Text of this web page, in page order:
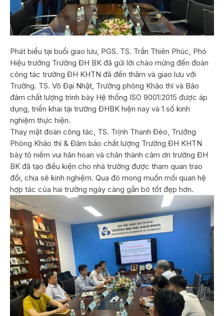
Phát biểu tại buổi giao lưu, PGS. TS. Trần Thiên Phúc, Phó
Hiệu trưởng Trường ĐH BK đã gửi lời chào mừng đến đoàn
công tác trường ĐH KHTN đã đến thăm và giao lưu với
Trường. TS. Võ Đại Nhật, Trưởng phòng Khảo thí và Bảo
đảm chất lượng trình bày Hệ thống ISO 9001:2015 được áp
dụng, triển khai tại trường ĐHBK hiện nay và 1 số kinh
nghiệm thực hiện.
Thay mặt đoàn công tác, TS. Trịnh Thanh Đèo, Trưởng
Phòng Khảo thí & Đảm bảo chất lượng Trường ĐH KHTN
bày tỏ niềm vui hân hoan và chân thành cảm ơn trường ĐH
BK đã tạo điều kiện cho nhà trường được tham quan trao
đổi, chia sẻ kinh nghiệm. Qua đó mong muốn mối quan hệ
hợp tác của hai trường ngày càng gắn bó tốt đẹp hơn.